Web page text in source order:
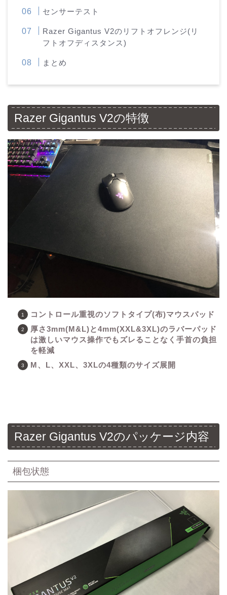
センサーテスト
Razer Gigantus V2のリフトオフレンジ(リ
フトオフディスタンス)
まとめ
Razer Gigantus V2の特徴
コントロール重視のソフトタイプ(布)マウスパッド
厚さ3mm(M&L)と4mm(XXL&3XL)のラバーパッド
は激しいマウス操作でもズレることなく手首の負担
を軽減
M、L、XXL、3XLの4種類のサイズ展開
Razer Gigantus V2のパッケージ内容
梱包状態